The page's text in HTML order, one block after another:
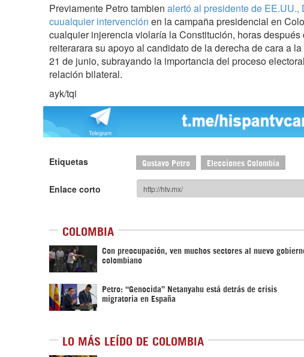
Previamente Petro tambien alertó al presidente de EE.UU.,
cuualquier intervención en la campaña presidencial en
cualquier injerencia violaría la Constitución, horas después
reiterarara su apoyo al candidato de la derecha de cara a
21 de junio, subrayando la importancia del proceso
relación bilateral.
ayk/tqi
Etiquetas Gustavo Petro Elecciones Colombia
Enlace corto
COLOMBIA
Con preocupación, ven muchos sectores al nuevo
colombiano
Petro: “Genocida” Netanyahu está detrás de crisis
migratoria en España
LO MÁS LEÍDO DE COLOMBIA